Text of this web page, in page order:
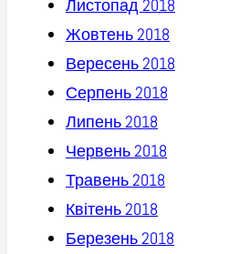
Листопад 2018
Жовтень 2018
Вересень 2018
Серпень 2018
Липень 2018
Червень 2018
Травень 2018
Квітень 2018
Березень 2018